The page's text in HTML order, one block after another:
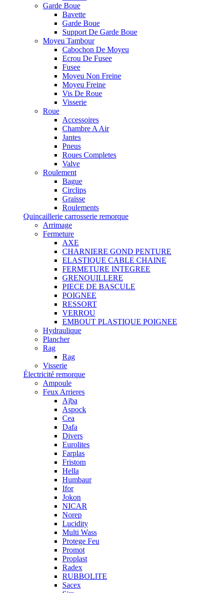
Garde Boue
Bavette
Garde Boue
Support De Garde Boue
Moyeu Tambour
Cabochon De Moyeu
Ecrou De Fusee
Fusee
Moyeu Non Freine
Moyeu Freine
Vis De Roue
Visserie
Roue
Accessoires
Chambre A Air
Jantes
Pneus
Roues Completes
Valve
Roulement
Bague
Circlips
Graisse
Roulements
Quincaillerie carrosserie remorque
Arrimage
Fermeture
AXE
CHARNIERE GOND PENTURE
ELASTIQUE CABLE CHAINE
FERMETURE INTEGREE
GRENOUILLERE
PIECE DE BASCULE
POIGNEE
RESSORT
VERROU
EMBOUT PLASTIQUE POIGNEE
Hydraulique
Plancher
Rag
Rag
Visserie
Électricité remorque
Ampoule
Feux Arrieres
Ajba
Aspock
Cea
Dafa
Divers
Eurolites
Farplas
Fristom
Hella
Humbaur
Ifor
Jokon
NICAR
Norep
Lucidity
Multi Wass
Protege Feu
Promot
Proplast
Radex
RUBBOLITE
Sacex